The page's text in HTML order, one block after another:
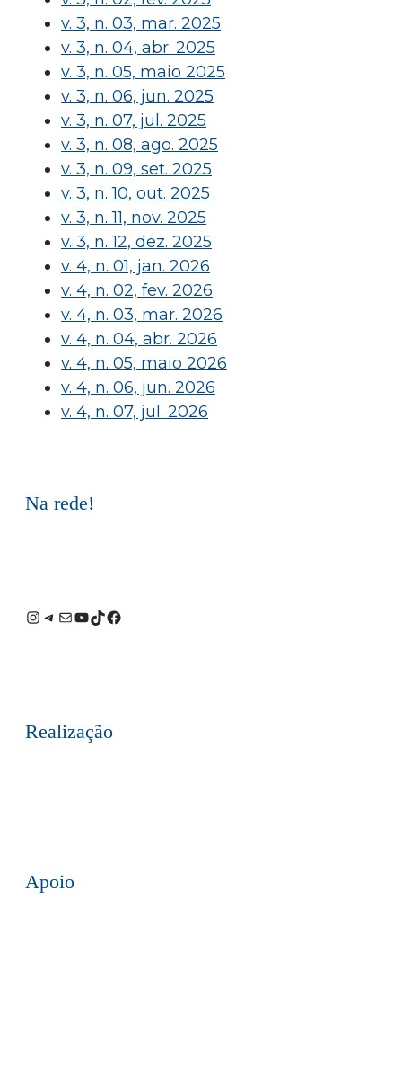
v. 3, n. 03, mar. 2025
v. 3, n. 04, abr. 2025
v. 3, n. 05, maio 2025
v. 3, n. 06, jun. 2025
v. 3, n. 07, jul. 2025
v. 3, n. 08, ago. 2025
v. 3, n. 09, set. 2025
v. 3, n. 10, out. 2025
v. 3, n. 11, nov. 2025
v. 3, n. 12, dez. 2025
v. 4, n. 01, jan. 2026
v. 4, n. 02, fev. 2026
v. 4, n. 03, mar. 2026
v. 4, n. 04, abr. 2026
v. 4, n. 05, maio 2026
v. 4, n. 06, jun. 2026
v. 4, n. 07, jul. 2026
Na rede!
Instagram
Telegram
E-Youtube
TikTok
Facebook
Realização
Apoio